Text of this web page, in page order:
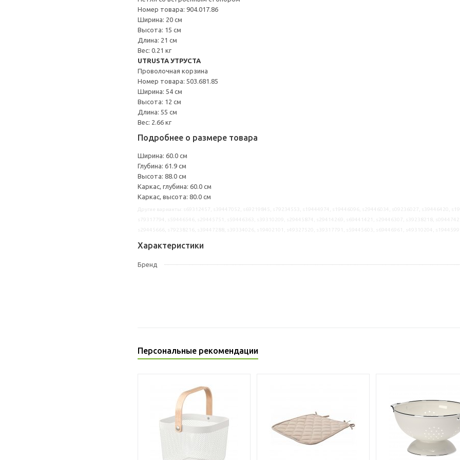
Номер товара: 904.017.86
Ширина: 20 см
Высота: 15 см
Длина: 21 см
Вес: 0.21 кг
UTRUSTA УТРУСТА
Проволочная корзина
Номер товара: 503.681.85
Ширина: 54 см
Высота: 12 см
Длина: 55 см
Вес: 2.66 кг
Подробнее о размере товара
Ширина: 60.0 см
Глубина: 61.9 см
Высота: 88.0 см
Каркас, глубина: 60.0 см
Каркас, высота: 80.0 см
Характеристики
Бренд
Персональные рекомендации